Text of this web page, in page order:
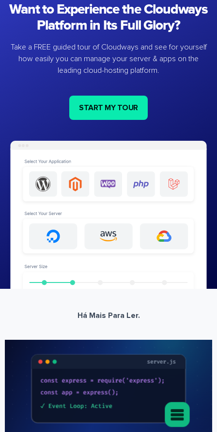
Want to Experience the Cloudways
Platform in Its Full Glory?
Take a FREE guided tour of Cloudways and see for yourself
how easily you can manage your server & apps on the
leading cloud-hosting platform.
START MY TOUR
Há Mais Para Ler.